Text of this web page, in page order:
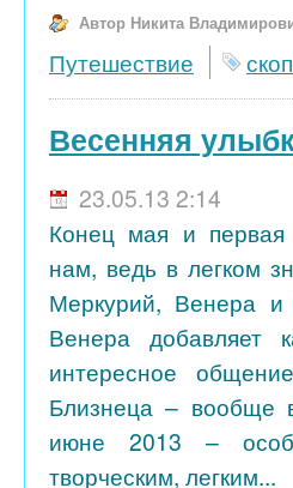
Автор Никита
Путешествие
Весенняя
23.05.13 2:14
Конец мая и первая
нам, ведь в легком
Меркурий, Венера и
Венера добавляет
интересное
Близнеца – вообще
июне 2013 –
творческим, легким...